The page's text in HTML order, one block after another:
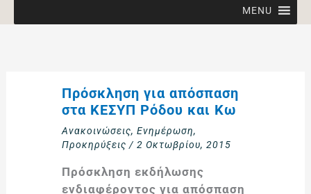
MENU
Πρόσκληση για απόσπαση
στα ΚΕΣΥΠ Ρόδου και Κω
Ανακοινώσεις, Ενημέρωση,
Προκηρύξεις / 2 Οκτωβρίου, 2015
Πρόσκληση εκδήλωσης
ενδιαφέροντος για απόσπαση